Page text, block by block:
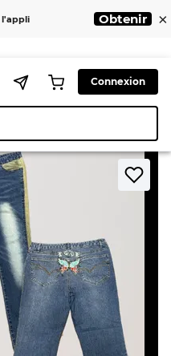
l'appli Obtenir ×
Connexion
10 pièces